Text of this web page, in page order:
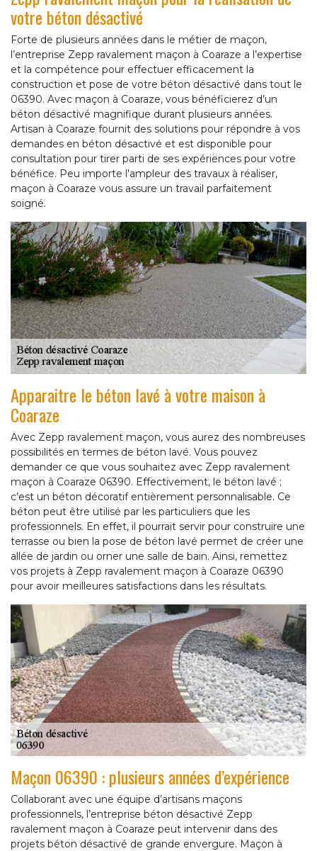
votre béton désactivé
Forte de plusieurs années dans le métier de maçon,
l’entreprise Zepp ravalement maçon à Coaraze a l’expertise
et la compétence pour effectuer efficacement la
construction et pose de votre béton désactivé dans tout le
06390. Avec maçon à Coaraze, vous bénéficierez d’un
béton désactivé magnifique durant plusieurs années.
Artisan à Coaraze fournit des solutions pour répondre à vos
demandes en béton désactivé et est disponible pour
consultation pour tirer parti de ses expériences pour votre
bénéfice. Peu importe l'ampleur des travaux à réaliser,
maçon à Coaraze vous assure un travail parfaitement
soigné.
Apparaitre le béton lavé à votre maison à
Coaraze
Avec Zepp ravalement maçon, vous aurez des nombreuses
possibilités en termes de béton lavé. Vous pouvez
demander ce que vous souhaitez avec Zepp ravalement
maçon à Coaraze 06390. Effectivement, le béton lavé ;
c’est un béton décoratif entièrement personnalisable. Ce
béton peut être utilisé par les particuliers que les
professionnels. En effet, il pourrait servir pour construire une
terrasse ou bien la pose de béton lavé permet de créer une
allée de jardin ou orner une salle de bain. Ainsi, remettez
vos projets à Zepp ravalement maçon à Coaraze 06390
pour avoir meilleures satisfactions dans les résultats.
Maçon 06390 : plusieurs années d’expérience
Collaborant avec une équipe d’artisans maçons
professionnels, l’entreprise béton désactivé Zepp
ravalement maçon à Coaraze peut intervenir dans des
projets béton désactivé de grande envergure. Maçon à